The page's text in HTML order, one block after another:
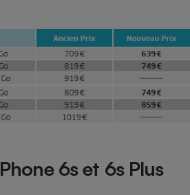
6s et 6s Plus
Cafetière à expressos